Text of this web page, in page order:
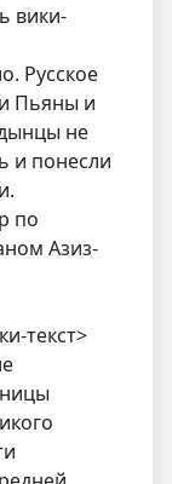
вики-
Русское
Пьяны и
не
и понесли
по
Азиз-
текст>